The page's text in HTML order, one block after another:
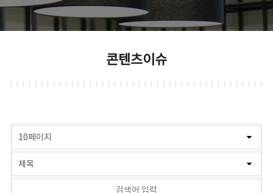
콘텐츠이슈